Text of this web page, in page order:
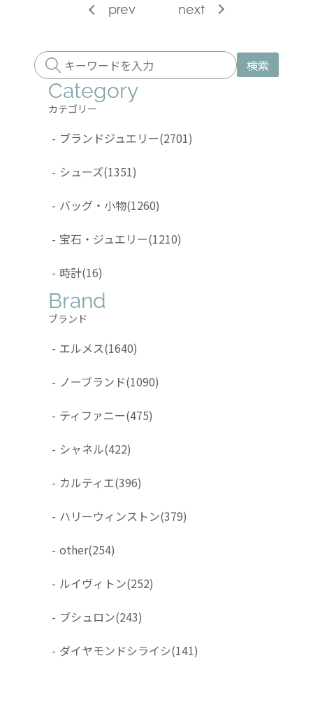
prev next
検索
Category
カテゴリー
- ブランドジュエリー(2701)
- シューズ(1351)
- バッグ・小物(1260)
- 宝石・ジュエリー(1210)
- 時計(16)
Brand
ブランド
- エルメス(1640)
- ノーブランド(1090)
- ティファニー(475)
- シャネル(422)
- カルティエ(396)
- ハリーウィンストン(379)
- other(254)
- ルイヴィトン(252)
- ブシュロン(243)
- ダイヤモンドシライシ(141)